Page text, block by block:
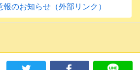
のお知らせ（外部リンク）